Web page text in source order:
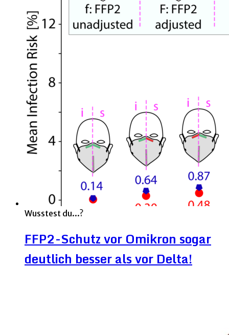
Wusstest du...?
FFP2-Schutz vor Omikron sogar
deutlich besser als vor Delta!